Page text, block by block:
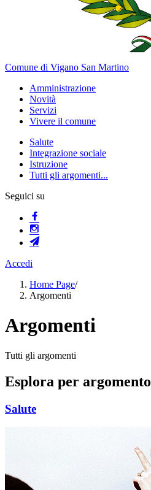
Comune di Vigano San Martino
Amministrazione
Novità
Servizi
Vivere il comune
Salute
Integrazione sociale
Istruzione
Tutti gli argomenti...
Seguici su
Accedi
Home Page/
Argomenti
Argomenti
Tutti gli argomenti
Esplora per argomento
Salute